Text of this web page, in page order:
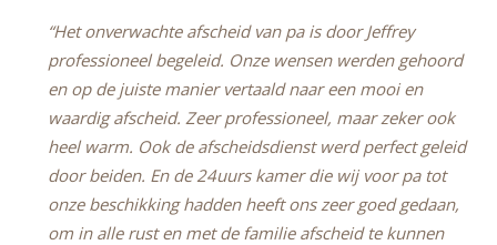
“Het onverwachte afscheid van pa is door Jeffrey
professioneel begeleid. Onze wensen werden gehoord
en op de juiste manier vertaald naar een mooi en
waardig afscheid. Zeer professioneel, maar zeker ook
heel warm. Ook de afscheidsdienst werd perfect geleid
door beiden. En de 24uurs kamer die wij voor pa tot
onze beschikking hadden heeft ons zeer goed gedaan,
om in alle rust en met de familie afscheid te kunnen